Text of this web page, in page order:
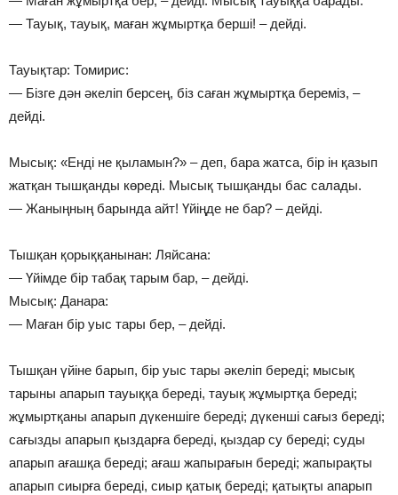
— Тауық, тауық, маған жұмыртқа берші! – дейді.
Тауықтар: Томирис:
— Бізге дән әкеліп берсең, біз саған жұмыртқа береміз, –
дейді.
Мысық: «Енді не қыламын?» – деп, бара жатса, бір ін қазып
жатқан тышқанды көреді. Мысық тышқанды бас салады.
— Жаныңның барында айт! Үйіңде не бар? – дейді.
Тышқан қорыққанынан: Ляйсана:
— Үйімде бір табақ тарым бар, – дейді.
Мысық: Данара:
— Маған бір уыс тары бер, – дейді.
Тышқан үйіне барып, бір уыс тары әкеліп береді; мысық
тарыны апарып тауыққа береді, тауық жұмыртқа береді;
жұмыртқаны апарып дүкеншіге береді; дүкенші сағыз береді;
сағызды апарып қыздарға береді, қыздар су береді; суды
апарып ағашқа береді; ағаш жапырағын береді; жапырақты
апарып сиырға береді, сиыр қатық береді; қатықты апарып